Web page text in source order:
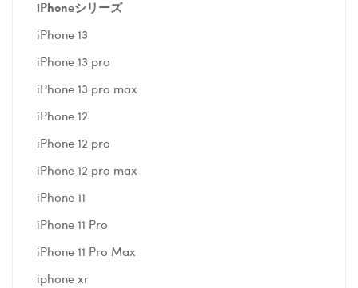
iPhoneシリーズ
iPhone 13
iPhone 13 pro
iPhone 13 pro max
iPhone 12
iPhone 12 pro
iPhone 12 pro max
iPhone 11
iPhone 11 Pro
iPhone 11 Pro Max
iphone xr